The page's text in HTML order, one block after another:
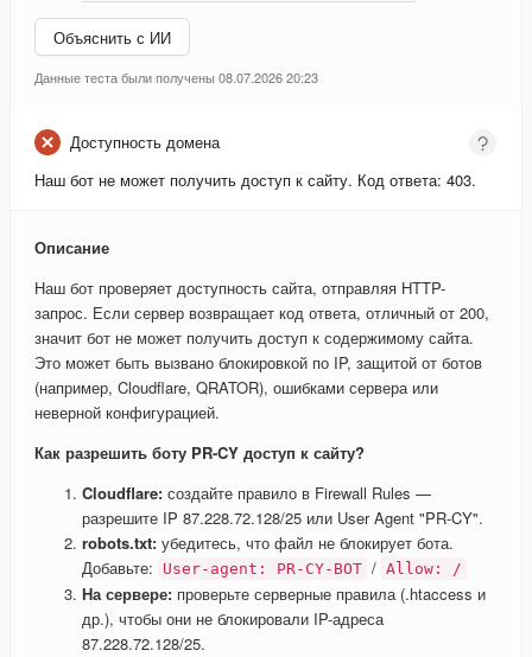
Объяснить с ИИ
Данные теста были получены 08.07.2026 20:23
Доступность домена
Наш бот не может получить доступ к сайту. Код ответа: 403.
Описание
Наш бот проверяет доступность сайта, отправляя HTTP-
запрос. Если сервер возвращает код ответа, отличный от 200,
значит бот не может получить доступ к содержимому сайта.
Это может быть вызвано блокировкой по IP, защитой от ботов
(например, Cloudflare, QRATOR), ошибками сервера или
неверной конфигурацией.
Как разрешить боту PR-CY доступ к сайту?
Cloudflare: создайте правило в Firewall Rules —
разрешите IP 87.228.72.128/25 или User Agent "PR-CY".
robots.txt: убедитесь, что файл не блокирует бота.
Добавьте:
User-agent: PR-CY-BOT / Allow: /
На сервере: проверьте серверные правила (.htaccess и
др.), чтобы они не блокировали IP-адреса
87.228.72.128/25.